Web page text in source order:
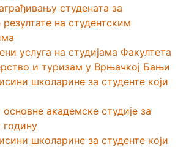
студената за
резултате на студентским
услуга на студијама Факултета
и туризам у Врњачкој Бањи
школарине за студенте који
основне академске студије за
школарине за студенте који